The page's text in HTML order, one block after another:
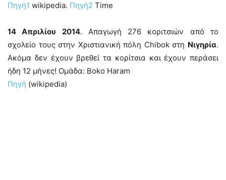
Πηγή1 wikipedia. Πηγή2 Time
14 Απριλίου 2014. Απαγωγή 276 κοριτσιών από το
σχολείο τους στην Χριστιανική πόλη Chibok στη Νιγηρία.
Ακόμα δεν έχουν βρεθεί τα κορίτσια και έχουν περάσει
ήδη 12 μήνες! Ομάδα: Boko Haram
Πηγή (wikipedia)